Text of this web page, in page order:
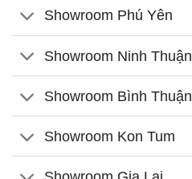
Showroom Phú Yên
Showroom Ninh Thuận
Showroom Bình Thuận
Showroom Kon Tum